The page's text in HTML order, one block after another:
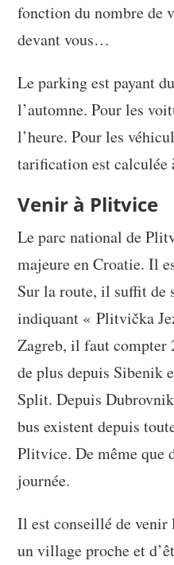
fonction du nombre de
devant vous…
Le parking est payant
l’automne. Pour les
l’heure. Pour les
tarification est calculée
Venir à Plitvice
Le parc national de
majeure en Croatie. Il
Sur la route, il suffit de
indiquant « Plitvička
Zagreb, il faut compter
de plus depuis Sibenik
Split. Depuis
bus existent depuis
Plitvice. De même que
journée.
Il est conseillé de
un village proche et